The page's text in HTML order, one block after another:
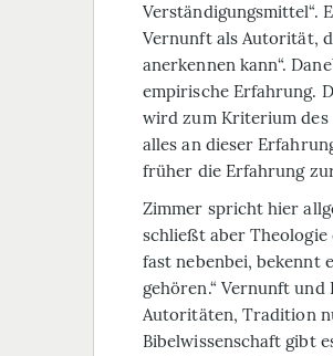
Verständigungsmittel“.
Vernunft als Autorität,
anerkennen kann“.
empirische Erfahrung.
wird zum Kriterium des
alles an dieser
früher die Erfahrung
Zimmer spricht hier
schließt aber Theologie
fast nebenbei, bekennt
gehören.“ Vernunft
Autoritäten, Tradition
Bibelwissenschaft gibt